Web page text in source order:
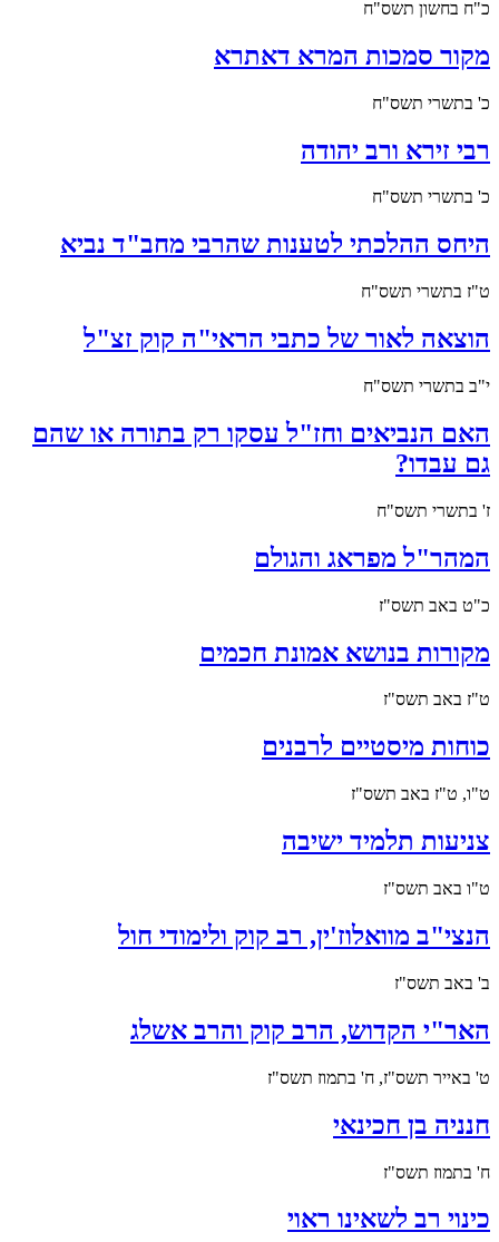
כ"ח בחשון תשס"ח
מקור סמכות המרא דאתרא
כ' בתשרי תשס"ח
רבי זירא ורב יהודה
כ' בתשרי תשס"ח
היחס ההלכתי לטענות שהרבי מחב"ד נביא
ט"ז בתשרי תשס"ח
הוצאה לאור של כתבי הראי"ה קוק זצ"ל
י"ב בתשרי תשס"ח
האם הנביאים וחז"ל עסקו רק בתורה או שהם
גם עבדו?
ז' בתשרי תשס"ח
המהר"ל מפראג והגולם
כ"ט באב תשס"ז
מקורות בנושא אמונת חכמים
ט"ז באב תשס"ז
כוחות מיסטיים לרבנים
ט"ו, ט"ז באב תשס"ז
צניעות תלמיד ישיבה
ט"ו באב תשס"ז
הנצי"ב מוואלוז'ין, רב קוק ולימודי חול
ב' באב תשס"ז
האר"י הקדוש, הרב קוק והרב אשלג
ט' באייר תשס"ז, ח' בתמוז תשס"ז
חנניה בן חכינאי
ח' בתמוז תשס"ז
כינוי רב לשאינו ראוי